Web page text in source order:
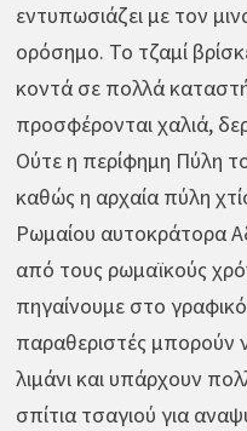
εντυπωσιάζει με τον
ορόσημο. Το τζαμί
κοντά σε πολλά
προσφέρονται χαλιά,
Ούτε η περίφημη Πύλη
καθώς η αρχαία πύλη
Ρωμαίου αυτοκράτορα
από τους ρωμαϊκούς
πηγαίνουμε στο γραφικό
παραθεριστές μπορούν
λιμάνι και υπάρχουν
σπίτια τσαγιού για